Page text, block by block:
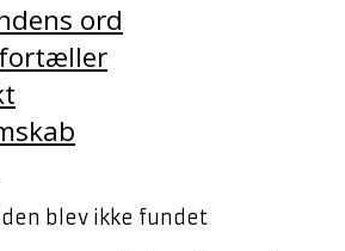
ord
blev ikke fundet